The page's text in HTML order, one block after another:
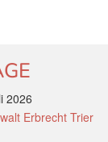
2026
Erbrecht Trier